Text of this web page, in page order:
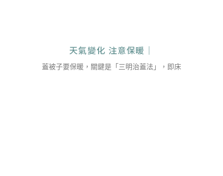
天氣變化 注意保暖｜
蓋被子要保暖，關鍵是「三明治蓋法」，即床